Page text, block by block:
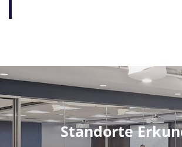
Standorte